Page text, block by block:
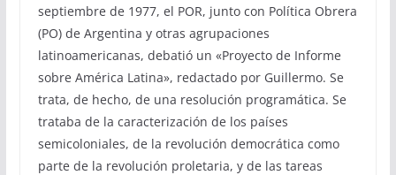
septiembre de 1977, el POR, junto con Política Obrera
(PO) de Argentina y otras agrupaciones
latinoamericanas, debatió un «Proyecto de Informe
sobre América Latina», redactado por Guillermo. Se
trata, de hecho, de una resolución programática. Se
trataba de la caracterización de los países
semicoloniales, de la revolución democrática como
parte de la revolución proletaria, y de las tareas